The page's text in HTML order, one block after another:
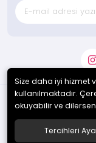
© 2020Enotek
Size daha iyi hizmet
kullanılmaktadır.
okuyabilir ve
Tercihleri